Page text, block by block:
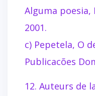
Alguma poesia,
2001.
c) Pepetela, O
Publicacões
12. Auteurs de